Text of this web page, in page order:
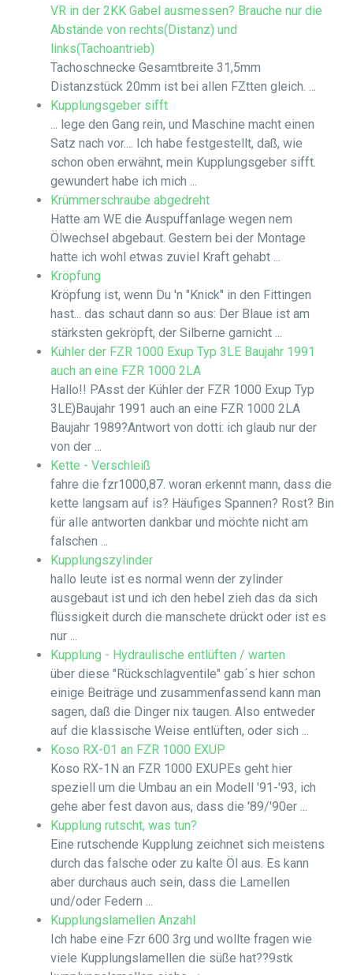
VR in der 2KK Gabel ausmessen? Brauche nur die
Abstände von rechts(Distanz) und
links(Tachoantrieb)
Tachoschnecke Gesamtbreite 31,5mm
Distanzstück 20mm ist bei allen FZtten gleich. ...
Kupplungsgeber sifft
... lege den Gang rein, und Maschine macht einen
Satz nach vor.... Ich habe festgestellt, daß, wie
schon oben erwähnt, mein Kupplungsgeber sifft.
gewundert habe ich mich ...
Krümmerschraube abgedreht
Hatte am WE die Auspuffanlage wegen nem
Ölwechsel abgebaut. Gestern bei der Montage
hatte ich wohl etwas zuviel Kraft gehabt ...
Kröpfung
Kröpfung ist, wenn Du 'n "Knick" in den Fittingen
hast... das schaut dann so aus: Der Blaue ist am
stärksten gekröpft, der Silberne garnicht ...
Kühler der FZR 1000 Exup Typ 3LE Baujahr 1991
auch an eine FZR 1000 2LA
Hallo!! PAsst der Kühler der FZR 1000 Exup Typ
3LE)Baujahr 1991 auch an eine FZR 1000 2LA
Baujahr 1989?Antwort von dotti: ich glaub nur der
von der ...
Kette - Verschleiß
fahre die fzr1000,87. woran erkennt mann, dass die
kette langsam auf is? Häufiges Spannen? Rost? Bin
für alle antworten dankbar und möchte nicht am
falschen ...
Kupplungszylinder
hallo leute ist es normal wenn der zylinder
ausgebaut ist und ich den hebel zieh das da sich
flüssigkeit durch die manschete drückt oder ist es
nur ...
Kupplung - Hydraulische entlüften / warten
über diese "Rückschlagventile" gab´s hier schon
einige Beiträge und zusammenfassend kann man
sagen, daß die Dinger nix taugen. Also entweder
auf die klassische Weise entlüften, oder sich ...
Koso RX-01 an FZR 1000 EXUP
Koso RX-1N an FZR 1000 EXUPEs geht hier
speziell um die Umbau an ein Modell '91-'93, ich
gehe aber fest davon aus, dass die '89/'90er ...
Kupplung rutscht, was tun?
Eine rutschende Kupplung zeichnet sich meistens
durch das falsche oder zu kalte Öl aus. Es kann
aber durchaus auch sein, dass die Lamellen
und/oder Federn ...
Kupplungslamellen Anzahl
Ich habe eine Fzr 600 3rg und wollte fragen wie
viele Kupplungslamellen die süße hat??9stk